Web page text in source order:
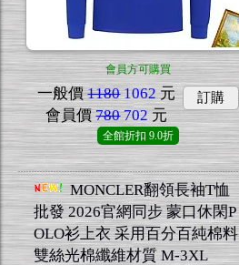
💗
💗...1489
系列💗...10801
會員方可購買
一般價 11801062 元
會員價 780702元
訂購
全館折扣 9.0折
MONCLER翻領長袖T恤
批發 2026官網同步 蒙口休閑P
OLO衫上衣 采用百分百純棉料
雙絲光棉纖維材質 M-3XL